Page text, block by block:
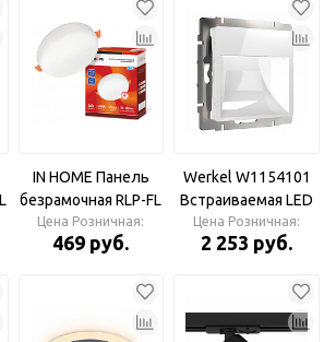
IN HOME Панель
безрамочная RLP-FL
24Вт 230В 4000К
1680Лм 170мм с
160мм белая IP20
Цена Розничная:
469 руб.
Werkel W1154101
Встраиваемая LED
подсветка (белый)
Цена Розничная:
2 253 руб.